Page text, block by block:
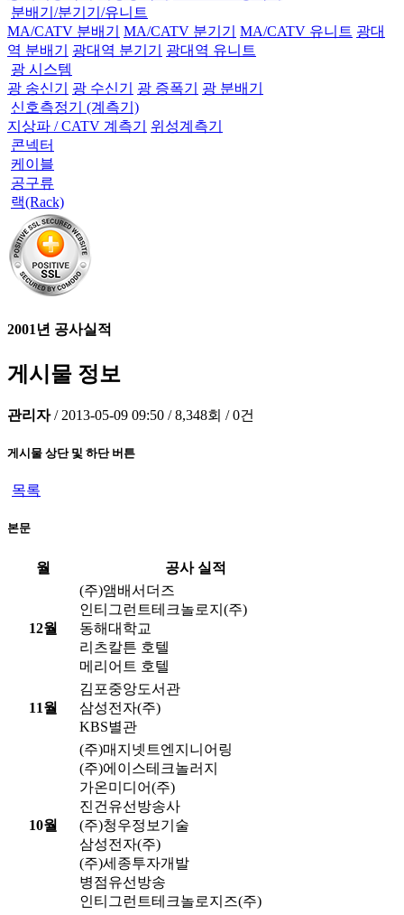
분배기/분기기/유니트
MA/CATV 분배기
MA/CATV 분기기 MA/CATV 유니트 광대
역 분배기
광대역 분기기
광대역 유니트
광 시스템
광 송신기
광 수신기 광 증폭기
광 분배기
신호측정기 (계측기)
지상파 / CATV 계측기
위성계측기
콘넥터
케이블
공구류
랙(Rack)
2001년 공사실적
게시물 정보
관리자 / 2013-05-09 09:50 / 8,348회 / 0건
게시물 상단 및 하단 버튼
목록
본문
월 공사 실적
12월
(주)앰배서더즈
인티그런트테크놀로지(주)
동해대학교
리츠칼튼 호텔
메리어트 호텔
11월
김포중앙도서관
삼성전자(주)
KBS별관
10월
(주)매지넷트엔지니어링
(주)에이스테크놀러지
가온미디어(주)
진건유선방송사
(주)청우정보기술
삼성전자(주)
(주)세종투자개발
병점유선방송
인티그런트테크놀로지즈(주)